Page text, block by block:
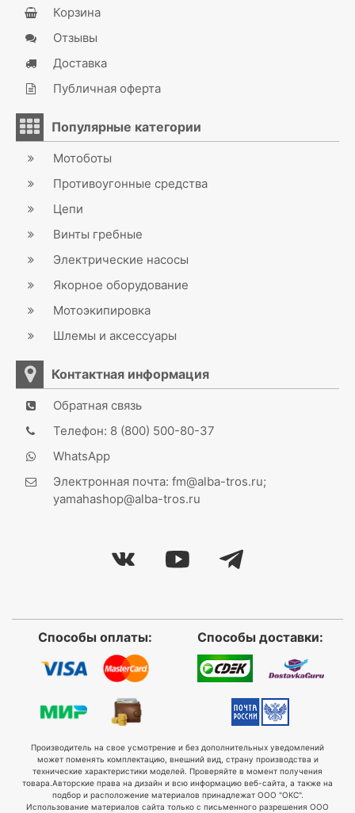
Корзина
Отзывы
Доставка
Публичная оферта
Популярные категории
Мотоботы
Противоугонные средства
Цепи
Винты гребные
Электрические насосы
Якорное оборудование
Мотоэкипировка
Шлемы и аксессуары
Контактная информация
Обратная связь
Телефон: 8 (800) 500-80-37
WhatsApp
Электронная почта: fm@alba-tros.ru;
yamahashop@alba-tros.ru
Способы оплаты: Способы доставки:
Производитель на свое усмотрение и без дополнительных уведомлений
может поменять комплектацию, внешний вид, страну производства и
технические характеристики моделей. Проверяйте в момент получения
товара. Авторские права на дизайн и всю информацию веб-сайта, а также на
подбор и расположение материалов принадлежат ООО "ОКС".
Использование материалов сайта только с письменного разрешения ООО